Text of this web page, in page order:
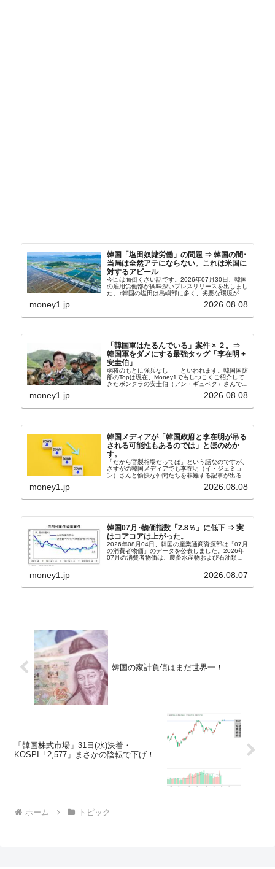
韓国「塩田奴隷労働」の問題 ⇒ 韓国の闇･
当局は全然アテにならない。これは米国に
対するアピール
今回は面倒くさい話です。2026年07月30日、韓国
の雇用労働部が興味深いプレスリリースを出しまし
た。↑韓国の塩田は島嶼部に多く、劣悪な環境が一
たといわれます（後述）。これは、いわゆる「塩田
money1.jp 2026.08.08
「韓国軍はたるんでいる」案件 × ２。⇒
韓国軍をダメにする最強タッグ「李在明 +
安圭伯」
弱将のもとに強兵なし――といわれます。韓国国防
部のTopは現在、Money1でもしつこくご紹介して
きたボンクラの安圭伯（アン・ギュベク）さんで
す。↑経済的無知蒙昧な李在明（イ・ジェミョン）
さんと「韓国初の文官上がり」の国防部長官安圭伯
money1.jp 2026.08.08
韓国メディアが「韓国政府と李在明が吊る
される可能性もあるのでは」とほのめか
す。
「だから官製相場だってば」という話なのですが、
さすがの韓国メディアでも李在明（イ・ジェミョ
ン）さんと愉快な仲間たちを非難する記事が出るよ
『朝鮮日報』に面白い記事が出ています。「東西南
money1.jp 2026.08.08
韓国07月･物価指数「2.8％」に低下 ⇒ 実
はコアコアは上がった。
2026年08月04日、韓国の産業通商資源部は「07月
の消費者物価」のデータを公表しました。2026年
07月の消費者物価は、農畜水産物および石油類の
2.8％上昇（06月は3.2％）となり、上昇率は前...
money1.jp 2026.08.07
韓国の家計負債はまだ世界一！
「韓国株式市場」31日(水)決着・
KOSPI「2,577」まさかの陰転で下げ！
ホーム トピック